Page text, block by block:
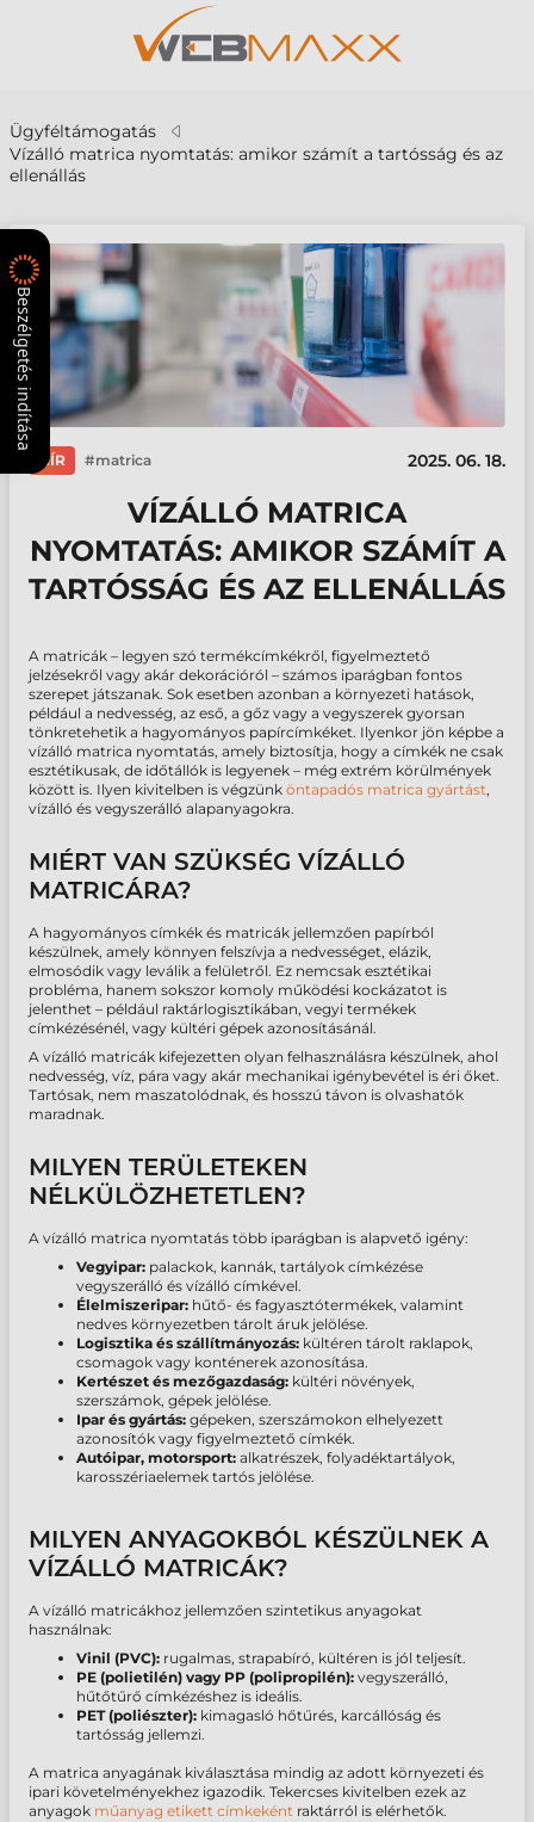
Ügyféltámogatás
Vízálló matrica nyomtatás: amikor számít a tartósság és az
ellenállás
HÍR matrica 2025. 06. 18.
VÍZÁLLÓ MATRICA
NYOMTATÁS: AMIKOR SZÁMÍT A
TARTÓSSÁG ÉS AZ ELLENÁLLÁS
A matricák – legyen szó termékcímkékről, figyelmeztető
jelzésekről vagy akár dekorációról – számos iparágban fontos
szerepet játszanak. Sok esetben azonban a környezeti hatások,
például a nedvesség, az eső, a gőz vagy a vegyszerek gyorsan
tönkretehetik a hagyományos papírcímkéket. Ilyenkor jön képbe a
vízálló matrica nyomtatás, amely biztosítja, hogy a címkék ne csak
esztétikusak, de időtállók is legyenek – még extrém körülmények
között is. Ilyen kivitelben is végzünk öntapadós matrica gyártást,
vízálló és vegyszerálló alapanyagokra.
MIÉRT VAN SZÜKSÉG VÍZÁLLÓ
MATRICÁRA?
A hagyományos címkék és matricák jellemzően papírból
készülnek, amely könnyen felszívja a nedvességet, elázik,
elmosódik vagy leválik a felületről. Ez nemcsak esztétikai
probléma, hanem sokszor komoly működési kockázatot is
jelenthet – például raktárlogisztikában, vegyi termékek
címkézésénél, vagy kültéri gépek azonosításánál.
A vízálló matricák kifejezetten olyan felhasználásra készülnek, ahol
nedvesség, víz, pára vagy akár mechanikai igénybevétel is éri őket.
Tartósak, nem maszatolódnak, és hosszú távon is olvashatók
maradnak.
MILYEN TERÜLETEKEN
NÉLKÜLÖZHETETLEN?
A vízálló matrica nyomtatás több iparágban is alapvető igény:
Vegyipar: palackok, kannák, tartályok címkézése
vegyszerálló és vízálló címkével.
Élelmiszeripar: hűtő- és fagyasztótermékek, valamint
nedves környezetben tárolt áruk jelölése.
Logisztika és szállítmányozás: kültéren tárolt raklapok,
csomagok vagy konténerek azonosítása.
Kertészet és mezőgazdaság: kültéri növények,
szerszámok, gépek jelölése.
Ipar és gyártás: gépeken, szerszámokon elhelyezett
azonosítók vagy figyelmeztető címkék.
Autóipar, motorsport: alkatrészek, folyadéktartályok,
karosszériaelemek tartós jelölése.
MILYEN ANYAGOKBÓL KÉSZÜLNEK A
VÍZÁLLÓ MATRICÁK?
A vízálló matricákhoz jellemzően szintetikus anyagokat
használnak:
Vinil (PVC): rugalmas, strapabíró, kültéren is jól teljesít.
PE (polietilén) vagy PP (polipropilén): vegyszerálló,
hűtőtűrő címkézéshez is ideális.
PET (poliészter): kimagasló hőtűrés, karcállóság és
tartósság jellemzi.
A matrica anyagának kiválasztása mindig az adott környezeti és
ipari követelményekhez igazodik. Tekercses kivitelben ezek az
anyagok műanyag etikett címkeként raktárról is elérhetők.
Beszélgetés indítása